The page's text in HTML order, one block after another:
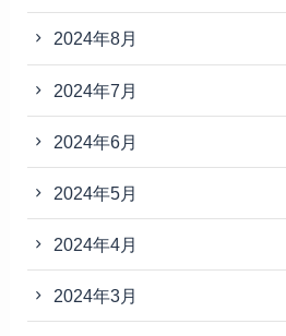
2024年8月
2024年7月
2024年6月
2024年5月
2024年4月
2024年3月